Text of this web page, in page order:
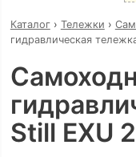
Каталог› Тележки ›
гидравлическая
Still EXU